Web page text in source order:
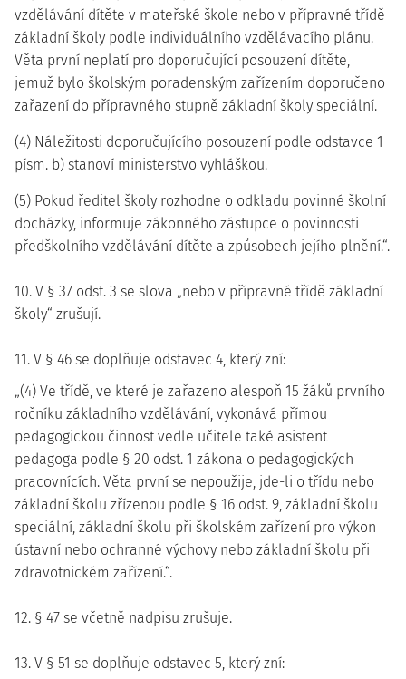
vzdělávání dítěte v mateřské škole nebo v přípravné třídě
základní školy podle individuálního vzdělávacího plánu.
Věta první neplatí pro doporučující posouzení dítěte,
jemuž bylo školským poradenským zařízením doporučeno
zařazení do přípravného stupně základní školy speciální.
(4) Náležitosti doporučujícího posouzení podle odstavce 1
písm. b) stanoví ministerstvo vyhláškou.
(5) Pokud ředitel školy rozhodne o odkladu povinné školní
docházky, informuje zákonného zástupce o povinnosti
předškolního vzdělávání dítěte a způsobech jejího plnění.“.
10. V § 37 odst. 3 se slova „nebo v přípravné třídě základní
školy“ zrušují.
11. V § 46 se doplňuje odstavec 4, který zní:
„(4) Ve třídě, ve které je zařazeno alespoň 15 žáků prvního
ročníku základního vzdělávání, vykonává přímou
pedagogickou činnost vedle učitele také asistent
pedagoga podle § 20 odst. 1 zákona o pedagogických
pracovnících. Věta první se nepoužije, jde-li o třídu nebo
základní školu zřízenou podle § 16 odst. 9, základní školu
speciální, základní školu při školském zařízení pro výkon
ústavní nebo ochranné výchovy nebo základní školu při
zdravotnickém zařízení.“.
12. § 47 se včetně nadpisu zrušuje.
13. V § 51 se doplňuje odstavec 5, který zní: